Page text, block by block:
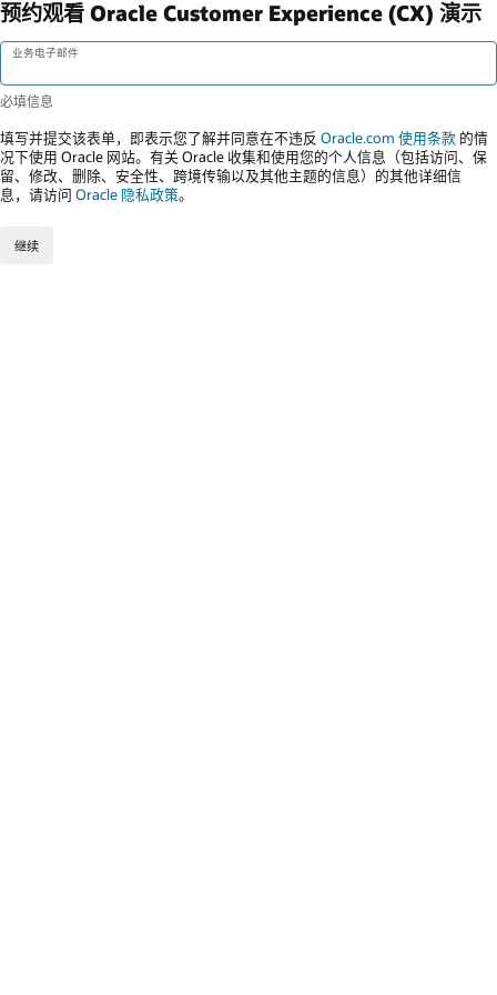
预约观看 Oracle Customer Experience (CX) 演示
业务电子邮件
填写并提交该表单，即表示您了解并同意在不违反 Oracle.com 使用条款 的情
况下使用 Oracle 网站。有关 Oracle 收集和使用您的个人信息（包括访问、保
留、修改、删除、安全性、跨境传输以及其他主题的信息）的其他详细信
息，请访问 Oracle 隐私政策。
继续